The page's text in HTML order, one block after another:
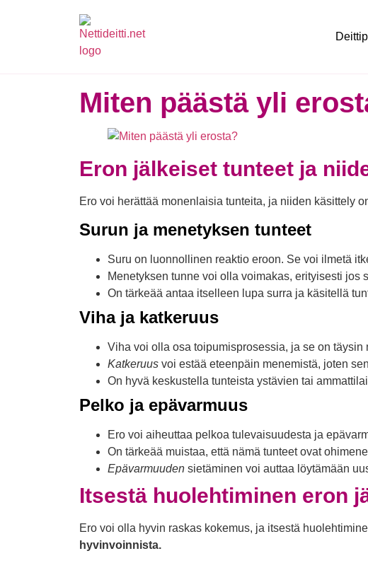
Miten päästä yli
Eron jälkeiset tunteet ja
Ero voi herättää monenlaisia tunteita, ja niiden käsittely
Surun ja menetyksen tunteet
Suru on luonnollinen reaktio eroon. Se voi ilmetä
Menetyksen tunne voi olla voimakas, erityisesti jos
On tärkeää antaa itselleen lupa surra ja käsitellä
Viha ja katkeruus
Viha voi olla osa toipumisprosessia, ja se on täysin
Katkeruus voi estää eteenpäin menemistä, joten
On hyvä keskustella tunteista ystävien tai
Pelko ja epävarmuus
Ero voi aiheuttaa pelkoa tulevaisuudesta ja
On tärkeää muistaa, että nämä tunteet ovat
Epävarmuuden sietäminen voi auttaa löytämään
Itsestä huolehtiminen eron
Ero voi olla hyvin raskas kokemus, ja itsestä
hyvinvoinnista.